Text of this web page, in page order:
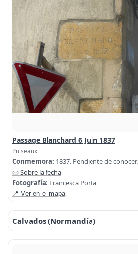
Passage Blanchard 6 Juin 1837
Puiseaux
Conmemora: 1837. Pendiente de conocer.
📜 Sobre la fecha
Fotografía: Francesca Porta
📍 Ver en el mapa
Calvados (Normandía)